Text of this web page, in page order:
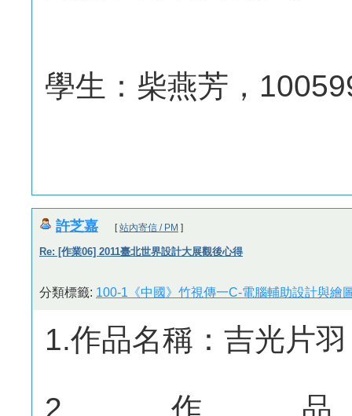
學生：柴燕芳，
許芝嘉 [站內寄信 / PM ]
Re: [作業06] 2011臺北世界設計大展觀後心得
分類標籤: 100-1《中國》竹視傳一C-電腦輔助設計與繪
1.作品名稱：吉光片羽
2.作